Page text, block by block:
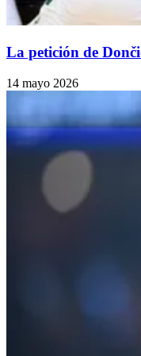
La petición de
14 mayo 2026